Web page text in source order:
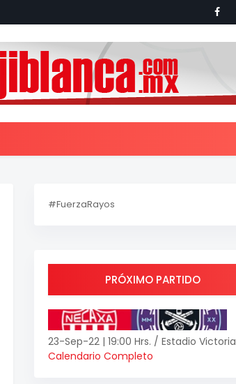
#FuerzaRayos
PRÓXIMO PARTIDO
23-Sep-22 | 19:00 Hrs. / Estadio Victoria
Calendario Completo